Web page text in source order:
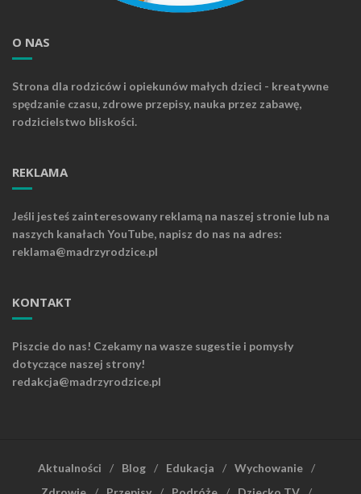
O NAS
Strona dla rodziców i opiekunów małych dzieci - kreatywne
spędzanie czasu, zdrowe przepisy, nauka przez zabawę,
rodzicielstwo bliskości.
REKLAMA
Jeśli jesteś zainteresowany reklamą na naszej stronie lub na
naszych kanałach YouTube, napisz do nas na adres:
reklama@madrzyrodzice.pl
KONTAKT
Piszcie do nas! Czekamy na wasze sugestie i pomysły
dotyczące naszej strony!
redakcja@madrzyrodzice.pl
Aktualności Blog Edukacja
Wychowanie